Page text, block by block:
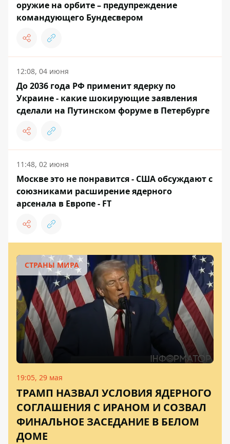
оружие на орбите – предупреждение
командующего Бундесвером
12:08, 04 июня
До 2036 года РФ применит ядерку по
Украине - какие шокирующие заявления
сделали на Путинском форуме в Петербурге
11:48, 02 июня
Москве это не понравится - США обсуждают с
союзниками расширение ядерного
арсенала в Европе - FT
СТРАНЫ МИРА
19:05, 29 мая
ТРАМП НАЗВАЛ УСЛОВИЯ ЯДЕРНОГО
СОГЛАШЕНИЯ С ИРАНОМ И СОЗВАЛ
ФИНАЛЬНОЕ ЗАСЕДАНИЕ В БЕЛОМ
ДОМЕ